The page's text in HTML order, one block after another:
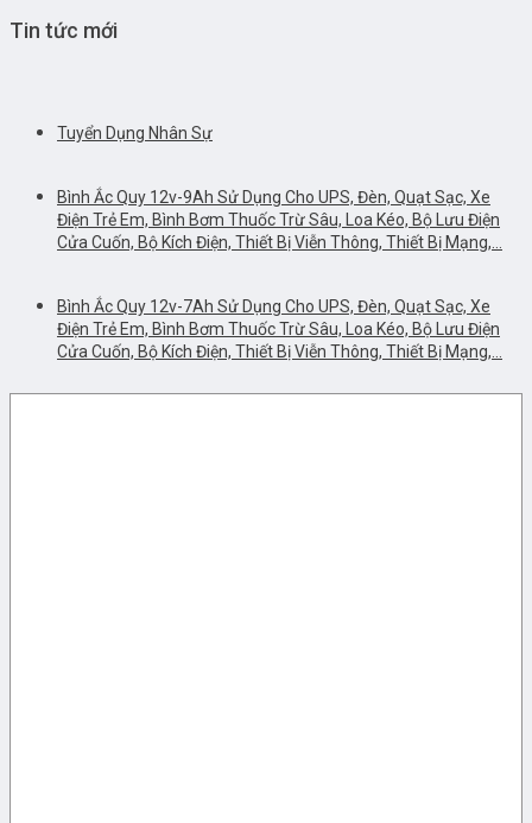
Tin tức mới
Tuyển Dụng Nhân Sự
Bình Ắc Quy 12v-9Ah Sử Dụng Cho UPS, Đèn, Quạt Sạc, Xe
Điện Trẻ Em, Bình Bơm Thuốc Trừ Sâu, Loa Kéo, Bộ Lưu Điện
Cửa Cuốn, Bộ Kích Điện, Thiết Bị Viễn Thông, Thiết Bị Mạng,…
Bình Ắc Quy 12v-7Ah Sử Dụng Cho UPS, Đèn, Quạt Sạc, Xe
Điện Trẻ Em, Bình Bơm Thuốc Trừ Sâu, Loa Kéo, Bộ Lưu Điện
Cửa Cuốn, Bộ Kích Điện, Thiết Bị Viễn Thông, Thiết Bị Mạng,…